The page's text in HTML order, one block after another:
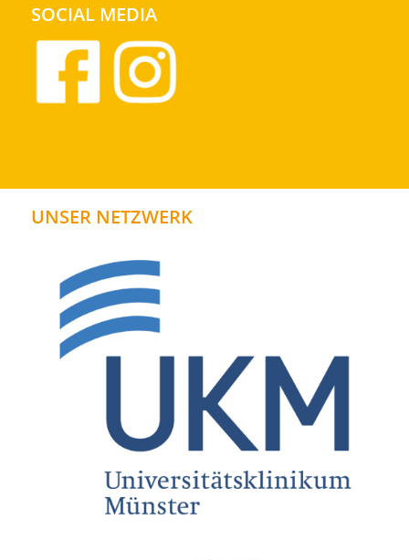
SOCIAL MEDIA
UNSER NETZWERK